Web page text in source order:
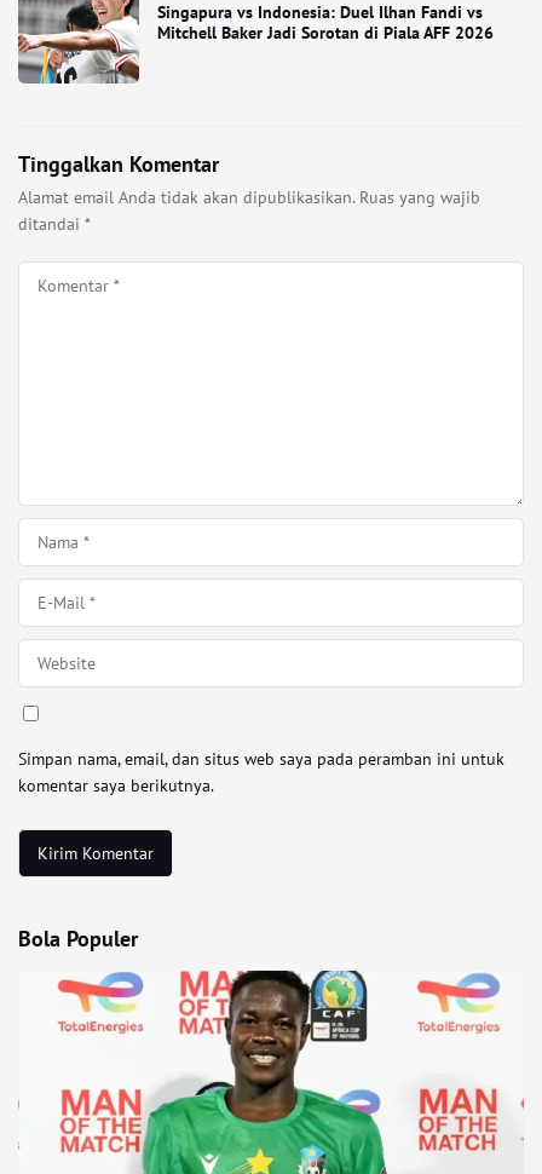
Singapura vs Indonesia: Duel Ilhan Fandi vs
Mitchell Baker Jadi Sorotan di Piala AFF 2026
Tinggalkan Komentar
Alamat email Anda tidak akan dipublikasikan. Ruas yang wajib
ditandai *
Simpan nama, email, dan situs web saya pada peramban ini untuk
komentar saya berikutnya.
Bola Populer